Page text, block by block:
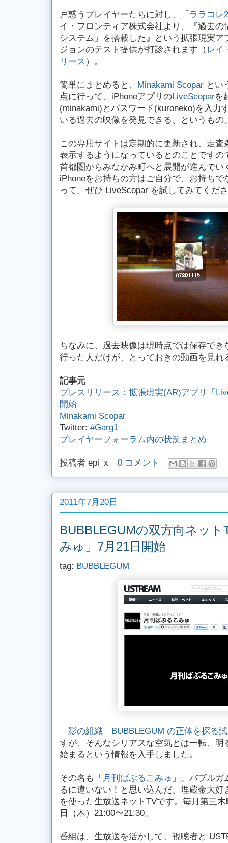
戸惑うプレイヤーたちに対し、「 ララコレ2
イ・フロンティア株式会社より、『過去
システム」を搭載した』という拡張現実
ジョンのテスト提供が打診されます（ レイ
リース ）。
簡単にまとめると、 Minakami Scopar とい
点に行って、iPhoneアプリのLiveScoparを
(minakami)とパスワード(kuroneko)を入力
いる過去の映像を発見できる、というもの
この専用サイトは定期的に更新され、走
表示するようになっているとのことです
首都圏からみなかみ町へと展開が進んでい
iPhoneをお持ちの方はご自分で、お持ち
って、ぜひ LiveScopar を試してみてくだ
ちなみに、過去映像は現時点では保存で
行った人だけが、とっておきの動画を見れ
記事元
プレスリリース：拡張現実(AR)アプリ「
開始
Minakami Scopar
Twitter: #Garg1
プレイヤーフォーラム内の状況まとめ
投稿者 epi_x 0 コメント
2011年7月20日
BUBBLEGUMの双方向ネッ
みゅ」7月21日開始
tag: BUBBLEGUM
「影の組織」BUBBLEGUM の正体を探る
すが、そんなシリアスな空気とは一転、明
始まるという情報を入手しました。
その名も「 月刊ばぶるこみゅ 」。バブル
るに違いない！と思い込んだ、埋蔵金大
を使った生放送ネットTVです。毎月第三
日（木）21:00〜21:30。
番組は、生放送を活かして、視聴者と